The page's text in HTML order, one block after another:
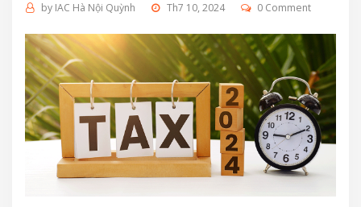
by IAC Hà Nội Quỳnh Th7 10, 2024 0 Comment